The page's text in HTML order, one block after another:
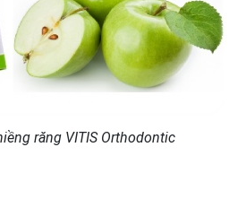
răng VITIS Orthodontic